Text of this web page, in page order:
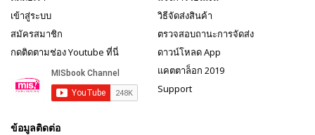
เข้าสู่ระบบ
สมัครสมาชิก
กดติดตามช่อง Youtube ที่นี่
วิธีจัดส่งสินค้า
ตรวจสอบถานะการจัดส่ง
ดาวน์โหลด App
แคตตาล็อก 2019
Support
ข้อมูลติดต่อ